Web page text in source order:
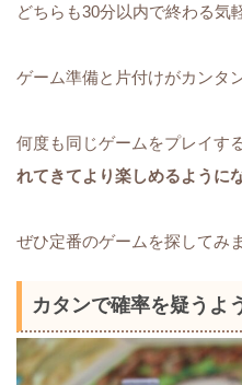
どちらも30分以内で終わる気
ゲーム準備と片付けがカンタ
何度も同じゲームをプレイする
れてきてより楽しめるように
ぜひ定番のゲームを探してみ
カタンで確率を疑うよ